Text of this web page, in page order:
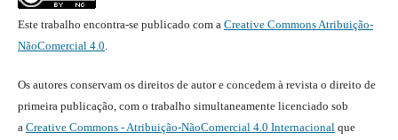
Este trabalho encontra-se publicado com a Creative Commons Atribuição-
NãoComercial 4.0
Os autores conservam os direitos de autor e concedem à revista o direito de
primeira publicação, com o trabalho simultaneamente licenciado sob
a Creative Commons - Atribuição-NãoComercial 4.0 Internacional que